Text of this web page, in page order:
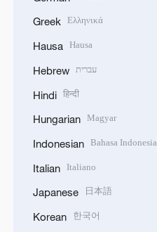
Greek Ελληνικά
Hausa Hausa
Hebrew עברית
Hindi हिन्दी
Hungarian Magyar
Indonesian Bahasa Indonesia
Italian Italiano
Japanese 日本語
Korean 한국어